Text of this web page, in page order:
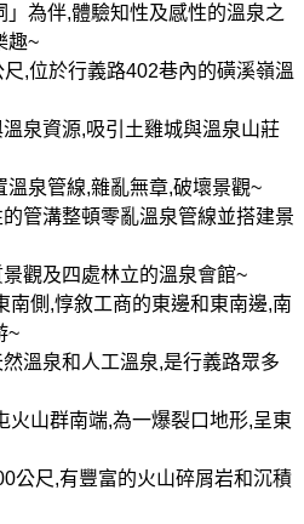
」為伴,體驗知性及感性的溫泉之
趣~
尺,位於行義路402巷內的磺溪嶺溫
泉資源,吸引土雞城與溫泉山莊
溫泉管線,雜亂無章,破壞景觀~
管溝整頓零亂溫泉管線並搭建景
觀及四處林立的溫泉會館~
南側 ,惇敘工商的東邊和東南邊,南
~
溫泉和人工溫泉,是行義路眾多
火山群南端,為一爆裂口地形,呈東
公尺,有豐富的火山碎屑岩和沉積